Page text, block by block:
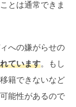
とは通常できま
への嫌がらせの
ています。もし
籍できないなど
能性があるので